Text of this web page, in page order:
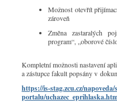
Možnost otevřít
zároveň
Změna zastaralých
program“, „oborové
Kompletní možnosti nastavení
a zástupce fakult popsány v
https://is-stag.zcu.cz/napoveda/
portalu/